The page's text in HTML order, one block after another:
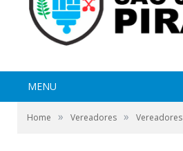
MENU
Home » Vereadores »